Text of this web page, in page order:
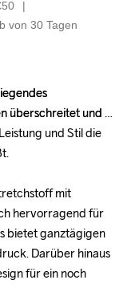
von 30 Tagen
überschreitet und
und Stil die
mit
hervorragend für
bietet ganztägigen
Darüber hinaus
für ein noch
überschreitet und
und Stil die
mit
hervorragend für
bietet ganztägigen
Darüber hinaus
für ein noch